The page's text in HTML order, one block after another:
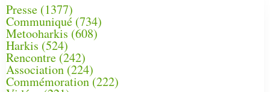
Presse (1377)
Communiqué (734)
Metooharkis (608)
Harkis (524)
Rencontre (242)
Association (224)
Commémoration(222)